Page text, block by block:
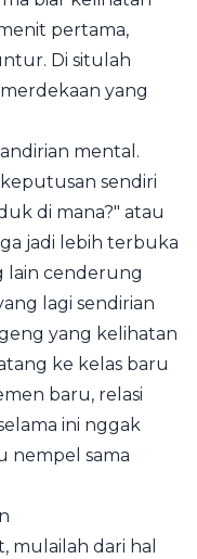
pertama,
Di situlah
yang
mental.
sendiri
di mana?" atau
jadi lebih terbuka
lain cenderung
lagi sendirian
yang kelihatan
ke kelas baru
baru, relasi
ini nggak
nempel sama
mulailah dari hal